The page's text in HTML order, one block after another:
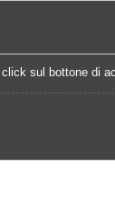
sul bottone di